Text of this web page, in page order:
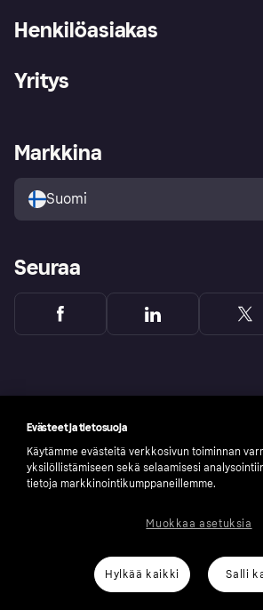
Henkilöasiakas
Ohje
Kirjaudu sisään
Tutustu kauppoihin
Ostajan turva
Yritys
Kirjaudu sisään yrityksenä
Markkina
Suomi
Seuraa
number: 556737-0431
Klarnan evästeseloste
Evästeet ja tietosuoja
Käytämme evästeitä verkkosivun toiminnan
yksilöllistämiseen sekä selaamisesi
tietoja markkinointikumppaneillemme.
Hylkää kaikki Salli
Muokkaa asetuksia